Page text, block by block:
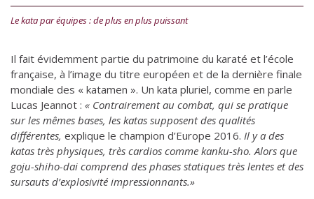
Le kata par équipes : de plus en plus puissant
Il fait évidemment partie du patrimoine du karaté et l’école
française, à l’image du titre européen et de la dernière finale
mondiale des « katamen ». Un kata pluriel, comme en parle
Lucas Jeannot : « Contrairement au combat, qui se pratique
sur les mêmes bases, les katas supposent des qualités
différentes, explique le champion d’Europe 2016. Il y a des
katas très physiques, très cardios comme kanku-sho. Alors que
goju-shiho-dai comprend des phases statiques très lentes et des
sursauts d’explosivité impressionnants.»